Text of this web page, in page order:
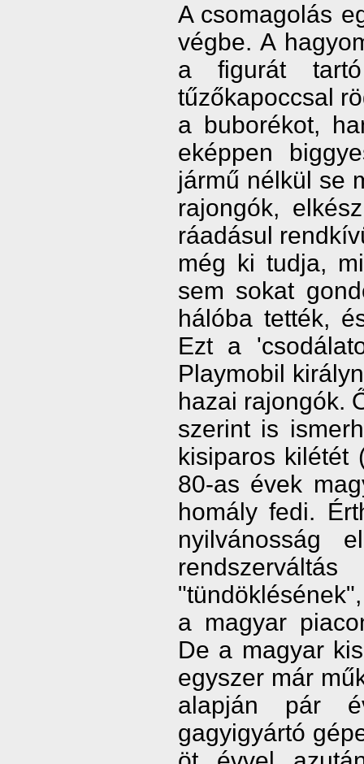
A csomagolás
végbe. A
a figurát
tűzőkapoccsal
a buborékot,
eképpen
jármű nélkül se
rajongók,
ráadásul
még ki tudja,
sem sokat
hálóba tették,
Ezt a
Playmobil
hazai rajongók.
szerint is
kisiparos kilétét
80-as évek
homály fedi.
nyilvánosság
a magyar
De a magyar
egyszer már
alapján pár
gagyigyártó